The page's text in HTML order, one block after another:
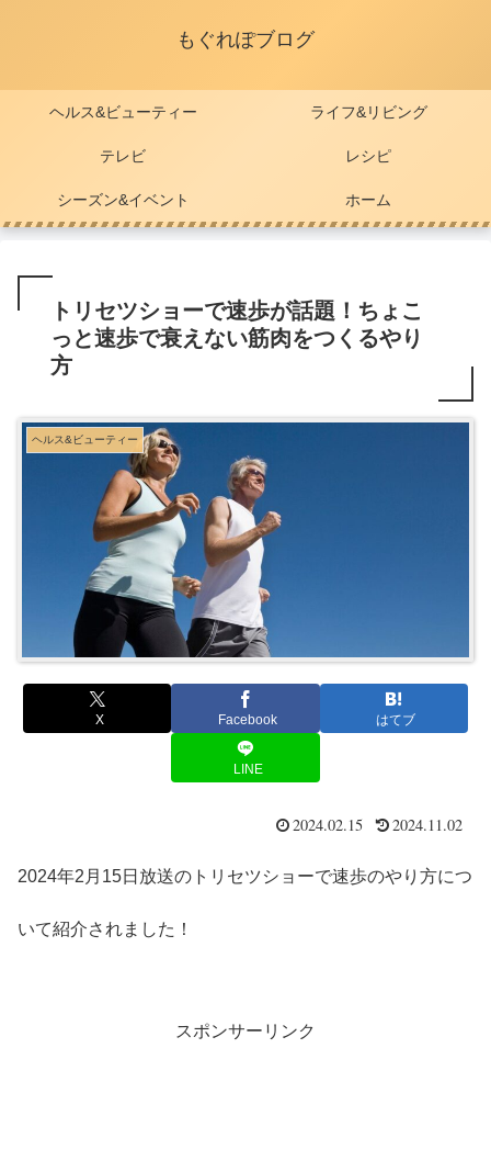
もぐれぽブログ
ヘルス&ビューティー ライフ&リビング
テレビ レシピ
シーズン&イベント ホーム
トリセツショーで速歩が話題！ちょこ
っと速歩で衰えない筋肉をつくるやり
方
ヘルス&ビューティー
X Facebook はてブ
LINE
2024.02.15 2024.11.02
2024年2月15日放送のトリセツショーで速歩のやり方につ
いて紹介されました！
スポンサーリンク